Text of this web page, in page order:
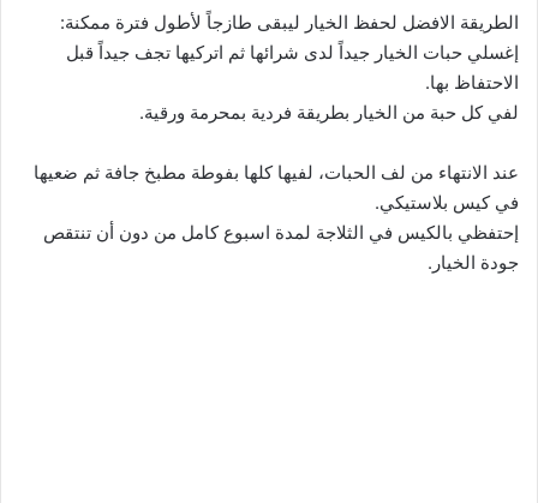
الطريقة الافضل لحفظ الخيار ليبقى طازجاً لأطول فترة ممكنة:
إغسلي حبات الخيار جيداً لدى شرائها ثم اتركيها تجف جيداً قبل
الاحتفاظ بها.
لفي كل حبة من الخيار بطريقة فردية بمحرمة ورقية.
عند الانتهاء من لف الحبات، لفيها كلها بفوطة مطبخ جافة ثم ضعيها
في كيس بلاستيكي.
إحتفظي بالكيس في الثلاجة لمدة اسبوع كامل من دون أن تنتقص
جودة الخيار.